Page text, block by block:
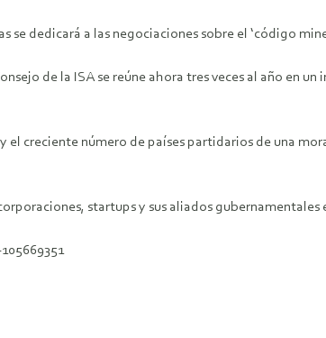
se dedicará a las negociaciones sobre el ‘código
de la ISA se reúne ahora tres veces al año en un
creciente número de países partidarios de una
startups y sus aliados gubernamentales